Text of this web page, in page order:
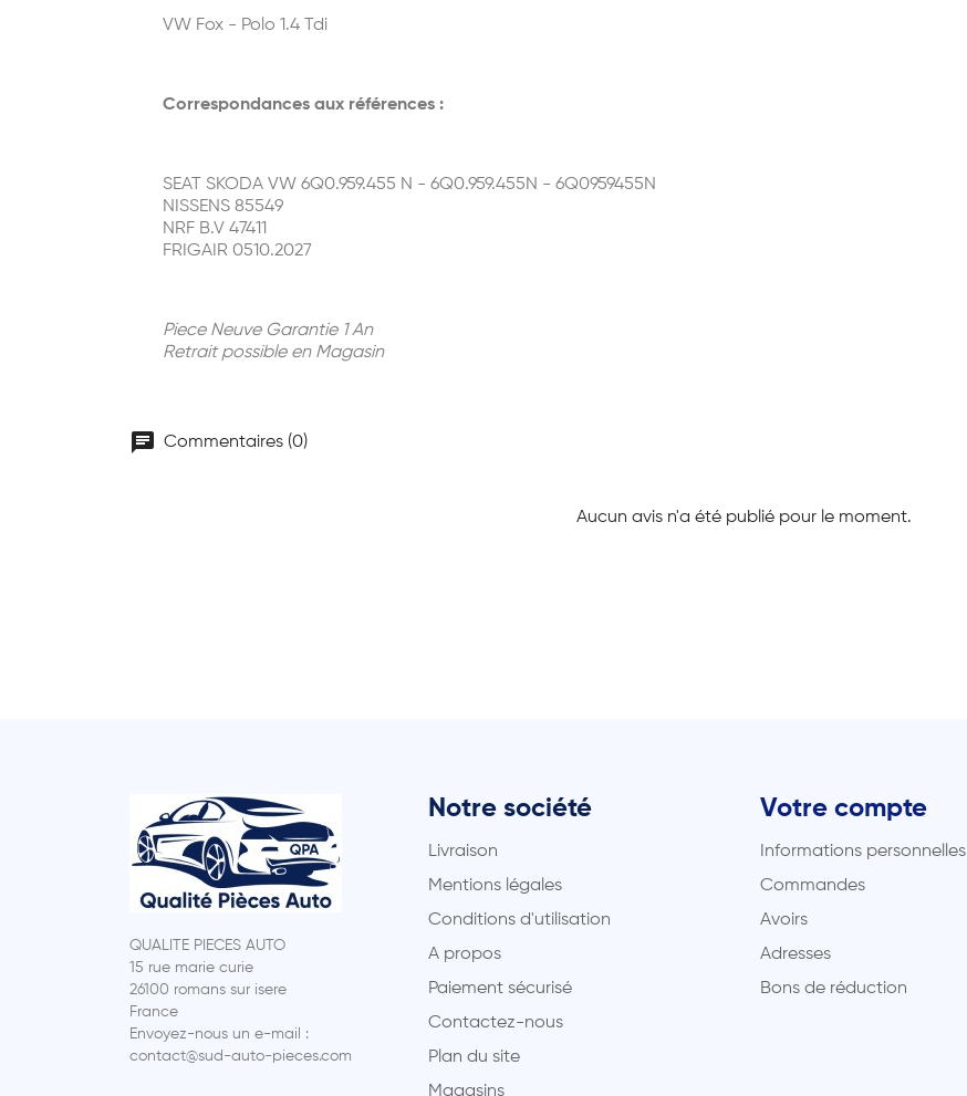
VW Fox - Polo 1.4 Tdi
Correspondances aux références :
SEAT SKODA VW 6Q0.959.455 N - 6Q0.959.455N - 6Q0959455N
NISSENS 85549
NRF B.V 47411
FRIGAIR 0510.2027
Piece Neuve Garantie 1 An
Retrait possible en Magasin
chat Commentaires (0)
Aucun avis n'a été publié pour le moment.
QUALITE PIECES AUTO
15 rue marie curie
26100 romans sur isere
France
Envoyez-nous un e-mail :
contact@sud-auto-pieces.com
Notre société
Livraison
Mentions légales
Conditions d'utilisation
A propos
Paiement sécurisé
Contactez-nous
Plan du site
Magasins
Votre compte
Informations personnelles
Commandes
Avoirs
Adresses
Bons de réduction